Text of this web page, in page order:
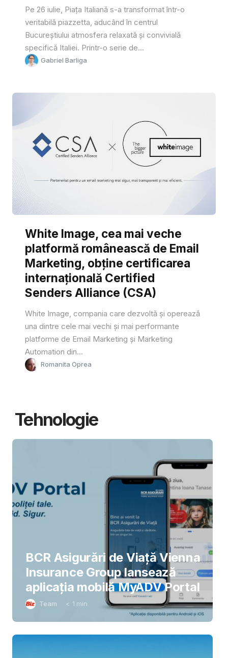
Pe 26 iulie, Piața Italiană s-a transformat într-o
veritabilă piazzetta, aducând în centrul
Bucureștiului atmosfera relaxată și convivială
specifică Italiei. Printr-o serie de...
Gabriel Barliga
White Image, cea mai veche
platformă românească de Email
Marketing, obține certificarea
internațională Certified
Senders Alliance (CSA)
White Image, compania care dezvoltă și operează
una dintre cele mai vechi și mai performante
platforme de Email Marketing și Marketing
Automation din...
Romanita Oprea
Tehnologie
BCR Asigurări de Viață Vienna
Insurance Group lansează
aplicația mobilă MyADV Portal
Team < 1 min